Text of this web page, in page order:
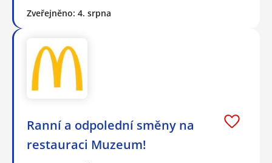
Zveřejněno: 4. srpna
Ranní a odpolední směny na
restauraci Muzeum!